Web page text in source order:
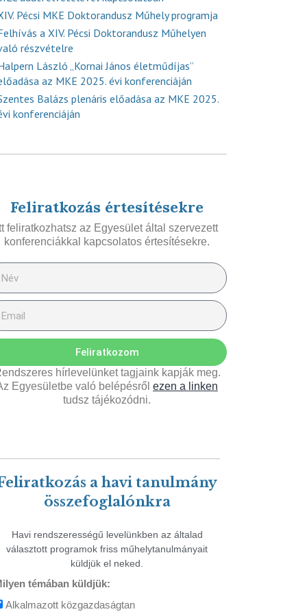
Pécsi MKE Doktorandusz Műhely programja
a XIV. Pécsi Doktorandusz Műhelyen
részvételre
László „Kornai János életműdíjas”
az MKE 2025. évi konferenciáján
Balázs plenáris előadása az MKE 2025.
konferenciáján
Feliratkozás értesítésekre
feliratkozhatsz az Egyesület által szervezett
konferenciákkal kapcsolatos értesítésekre.
Feliratkozom
hírlevelünket tagjaink kapják meg.
Egyesületbe való belépésről ezen a linken
tudsz tájékozódni.
a havi tanulmány
összefoglalónkra
Havi rendszerességű levelünkben az általad
választott programok friss műhelytanulmányait
küldjük el neked.
témában küldjük:
Alkalmazott közgazdaságtan